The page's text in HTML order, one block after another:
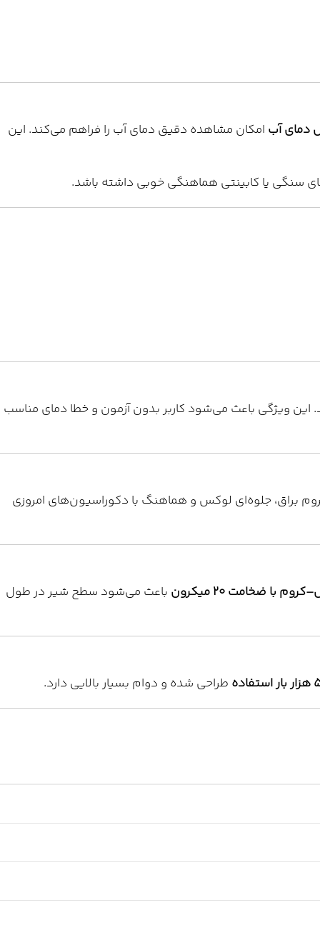
دمای آب امکان مشاهده دقیق دمای آب را فراهم می‌کند. این
سنگی یا کابینتی هماهنگی خوبی داشته باشد.
ویژگی باعث می‌شود کاربر بدون آزمون و خطا دمای مناسب
براق، جلوه‌ای لوکس و هماهنگ با دکوراسیون‌های امروزی
با ضخامت ۲۰ میکرون
باعث می‌شود سطح شیر در طول
طراحی شده و دوام بسیار بالایی دارد.